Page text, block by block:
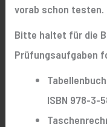
vorab schon testen.
Bitte haltet für die
Prüfungsaufgaben
ISBN 978-3-